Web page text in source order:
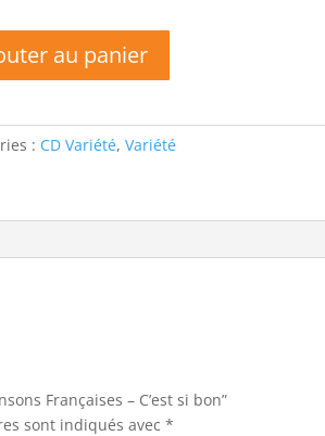
au panier
: CD Variété,Variété
Françaises – C’est si bon”
sont indiqués avec*